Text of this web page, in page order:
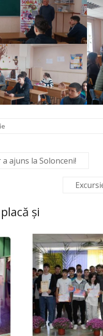
ajuns la Solonceni!
și